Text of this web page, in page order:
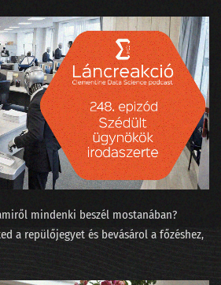
Fintech jelentés
064 - A maciddal beszélgetsz inkább, vagy LaMDÁ-val?
cicabűnöző, mint általános MI
színészek hamis videókban
061 - Az AI hőse és egy robot fényképezőgép nélkül
Győző: nyelvi modellek
a dataSTREAM 2022 konferencián
mindenki beszél mostanában?
a repülőjegyet és bevásárol a főzéshez,